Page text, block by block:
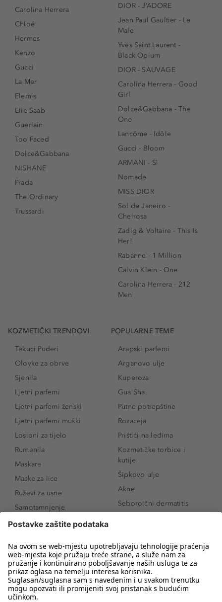
Carolina Herrera
Chloé
Hermes
Kenzo
Gucci
La Mer
Elemis
Elie Saab
Guerlain
Too Faced
Dolce&Gabbana
NISHANE
Prada
The Ordinary
Trussardi
DIOR - J’ADORE
Jean Paul Gaultier - Le
Male
Yves Saint Laurent -
Black Opium
DIOR - SAUVAGE
Carolina Herrera - Good
Girl
Dolce&Gabbana - The
One
Lancôme - Idôle
Gucci - Bloom
ARMANI - Sì
Nomade
MISS DIOR
Sol de Janeiro -
Cheirosa
Zadig & Voltaire - This Is
Her!
Rabanne - 1 Million
Calvin Klein - One
Carolina Herrera - 212
Men
KOZMETIČKI TRENDOVI
Tekuci Puderi
Olovke za obrve
Sjenila
Ljetni parfemi
Ljetni parfemi ženski
Ljetni parfemi muški
Losioni za tijelo
Rumenila
Maskare
Maske za lice
Ruževi za usne
Samotamnjenje
Puderi
Proizvodi za obrve
Sunce i zaštita
Serumi za lice
Proizvodi za čišćenje lica
POPULARNE TEME
Arapski parfemi
Arganovo ulje
Kuperoza
Gua Sha
Putne potrepštine
Rozaceja
Prištići na leđima
Kozmetičke torbice i
kutije
Šipkovo ulje
Akne
Seboroični dermatitis
Novo
Koji mi parfem
odgovara?
Kako našminkati oči da